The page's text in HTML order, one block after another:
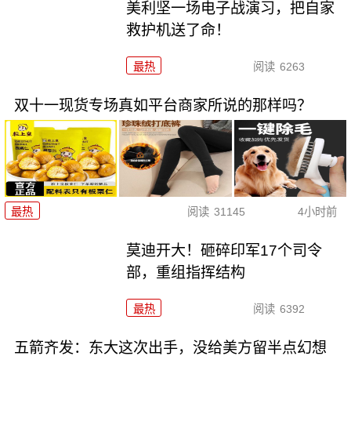
美利坚一场电子战演习，把自家
救护机送了命！
最热 阅读 6263
双十一现货专场真如平台商家所说的那样吗？
最热 阅读 31145 4小时前
莫迪开大！砸碎印军17个司令
部，重组指挥结构
最热 阅读 6392
五箭齐发：东大这次出手，没给美方留半点幻想